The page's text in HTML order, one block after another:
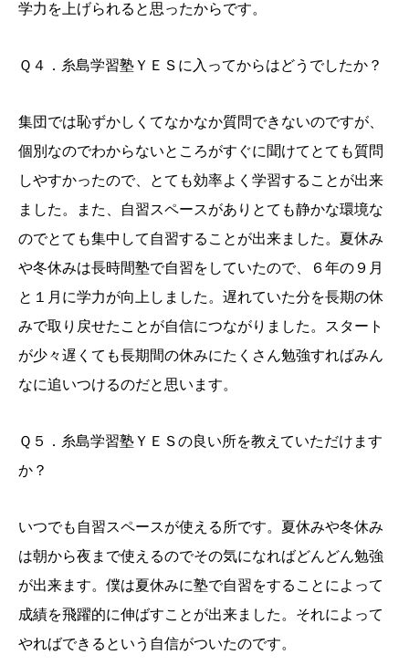
学力を上げられると思ったからです。
Ｑ４．糸島学習塾ＹＥＳに入ってからはどうでしたか？
集団では恥ずかしくてなかなか質問できないのですが、
個別なのでわからないところがすぐに聞けてとても質問
しやすかったので、とても効率よく学習することが出来
ました。また、自習スペースがありとても静かな環境な
のでとても集中して自習することが出来ました。夏休み
や冬休みは長時間塾で自習をしていたので、６年の９月
と１月に学力が向上しました。遅れていた分を長期の休
みで取り戻せたことが自信につながりました。スタート
が少々遅くても長期間の休みにたくさん勉強すればみん
なに追いつけるのだと思います。
Ｑ５．糸島学習塾ＹＥＳの良い所を教えていただけます
か？
いつでも自習スペースが使える所です。夏休みや冬休み
は朝から夜まで使えるのでその気になればどんどん勉強
が出来ます。僕は夏休みに塾で自習をすることによって
成績を飛躍的に伸ばすことが出来ました。それによって
やればできるという自信がついたのです。